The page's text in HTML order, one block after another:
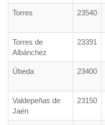
Torres 23540
Torres de
Albánchez
23391
Úbeda 23400
Valdepeñas de
Jaén
23150